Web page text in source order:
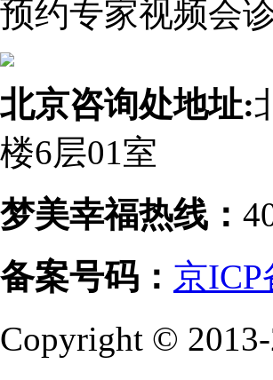
预约专家视频会
北京咨询处地址:
楼6层01室
梦美幸福热线：
备案号码： 京ICP
Copyright ©